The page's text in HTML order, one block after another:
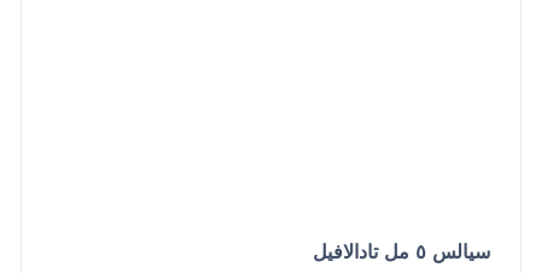
سيالس ٥ مل تادالافيل